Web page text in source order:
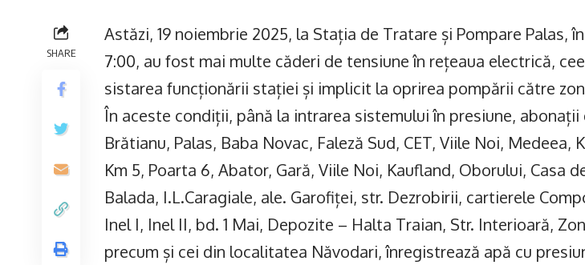
SHARE
Astăzi, 19 noiembrie 2025, la Stația de Tratare și Pompare Palas,
7:00, au fost mai multe căderi de tensiune în rețeaua electrică,
sistarea funcționării stației și implicit la oprirea pompării către
În aceste condiții, până la intrarea sistemului în presiune, abonații
Brătianu, Palas, Baba Novac, Faleză Sud, CET, Viile Noi, Medeea,
Km 5, Poarta 6, Abator, Gară, Viile Noi, Kaufland, Oborului, Casa
Balada, I.L.Caragiale, ale. Garofiței, str. Dezrobirii, cartierele
Inel I, Inel II, bd. 1 Mai, Depozite – Halta Traian, Str. Interioară,
precum și cei din localitatea Năvodari, înregistrează apă cu